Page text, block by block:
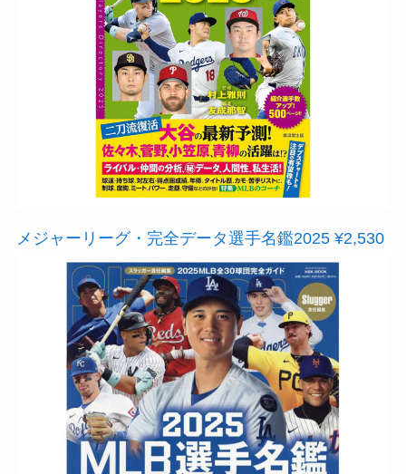
メジャーリーグ・完全データ選手名鑑2025 ¥2,530